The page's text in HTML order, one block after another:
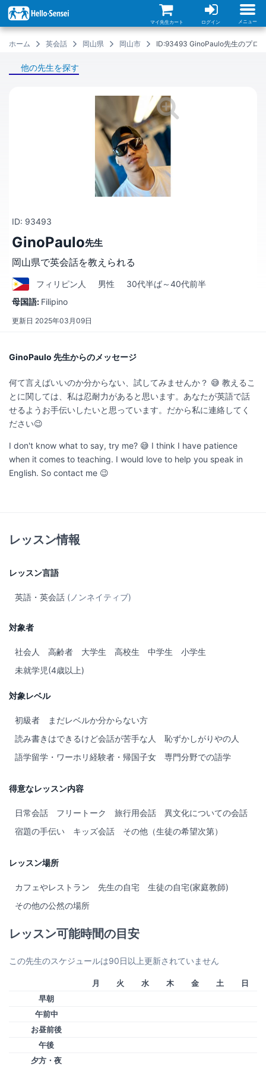
イ
ン
コ
マイ先生カート ログイン メニュー
ホーム 英会話 岡山県 岡山市 ID:93493 GinoPaulo先生のプロ
他の先生を探す
ID: 93493
GinoPaulo先生
岡山県で英会話を教えられる
フィリピン 人 男性
30代半ば～40代前半
母国語: Filipino
更新日 2025年03月09日
GinoPaulo 先生からのメッセージ
何て言えばいいのか分からない、試してみませんか？ 😅 教えるこ
とに関しては、私は忍耐力があると思います。あなたが英語で話
せるようお手伝いしたいと思っています。だから私に連絡してく
ださい😉
I don't know what to say, try me? 😅 I think I have patience
when it comes to teaching. I would love to help you speak in
English. So contact me 😉
レッスン情報
レッスン言語
英語・英会話 (ノンネイティブ)
対象者
社会人 高齢者 大学生 高校生 中学生
小学生
未就学児(4歳以上)
対象レベル
初級者
まだレベルか分からない方
読み書きはできるけど会話が苦手な人
恥ずかしがりやの人
語学留学・ワーホリ経験者・帰国子女
専門分野での語学
得意なレッスン内容
日常会話 フリートーク 旅行用会話
異文化についての会話
宿題の手伝い
キッズ会話 その他（生徒の希望次第）
レッスン場所
カフェやレストラン 先生の自宅
生徒の自宅(家庭教師)
その他の公然の場所
レッスン可能時間の目安
この先生のスケジュールは90日以上更新されていません
月 火 水 木 金 土
日
早朝
午前中
お昼前後
午後
夕方・夜